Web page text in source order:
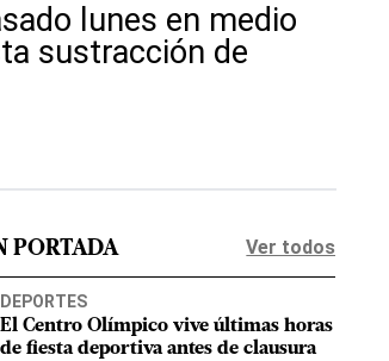
lunes en medio
sustracción de
PORTADA Ver todos
DEPORTES
El Centro Olímpico vive últimas horas
de fiesta deportiva antes de clausura